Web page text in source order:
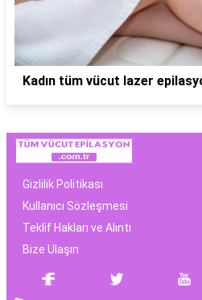
Kadın tüm vücut lazer
Gizlilik Politikası
Kullanıcı Sözleşmesi
Teklif Hakları ve Alıntı
Bize Ulaşın